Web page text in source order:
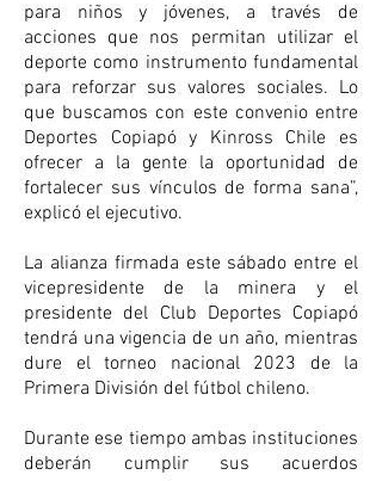
para niños y jóvenes, a través de
acciones que nos permitan utilizar el
deporte como instrumento fundamental
para reforzar sus valores sociales. Lo
que buscamos con este convenio entre
Deportes Copiapó y Kinross Chile es
ofrecer a la gente la oportunidad de
fortalecer sus vínculos de forma sana”,
explicó el ejecutivo.
La alianza firmada este sábado entre el
vicepresidente de la minera y el
presidente del Club Deportes Copiapó
tendrá una vigencia de un año, mientras
dure el torneo nacional 2023 de la
Primera División del fútbol chileno.
Durante ese tiempo ambas instituciones
deberán cumplir sus acuerdos